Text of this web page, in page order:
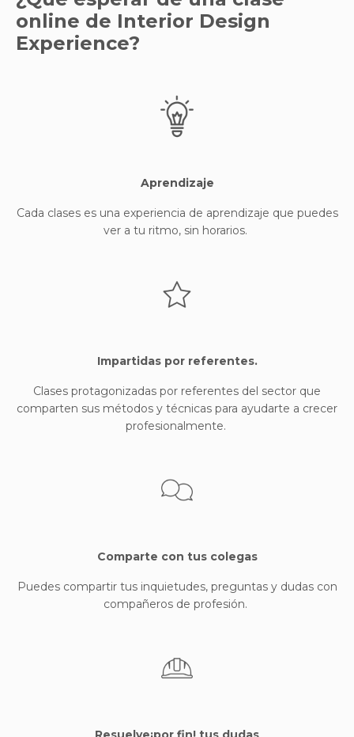
online de Interior Design
Experience?
Aprendizaje
Cada clases es una experiencia de aprendizaje que puedes
ver a tu ritmo, sin horarios.
Impartidas por referentes.
Clases protagonizadas por referentes del sector que
comparten sus métodos y técnicas para ayudarte a crecer
profesionalmente.
Comparte con tus colegas
Puedes compartir tus inquietudes, preguntas y dudas con
compañeros de profesión.